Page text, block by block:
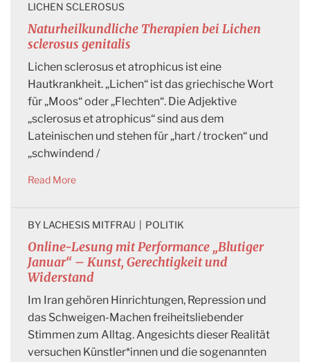
Naturheilkundliche Therapien bei Lichen
sclerosus genitalis
LICHEN SCLEROSUS
Lichen sclerosus et atrophicus ist eine
Hautkrankheit. „Lichen“ ist das griechische Wort
für „Moos“ oder „Flechten“. Die Adjektive
„sclerosus et atrophicus“ sind aus dem
Lateinischen und stehen für „hart / trocken“ und
„schwindend /
Read More
Online-Lesung mit Performance „Blutiger
Januar“ – Kunst, Gerechtigkeit und
Widerstand
BY LACHESIS MITFRAU POLITIK
Im Iran gehören Hinrichtungen, Repression und
das Schweigen-Machen freiheitsliebender
Stimmen zum Alltag. Angesichts dieser Realität
versuchen Künstler*innen und die sogenannten